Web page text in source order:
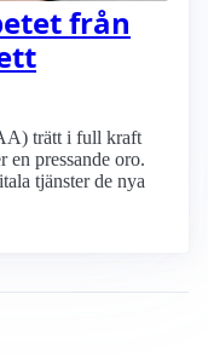
från
trätt i full kraft
en pressande oro.
tjänster de nya